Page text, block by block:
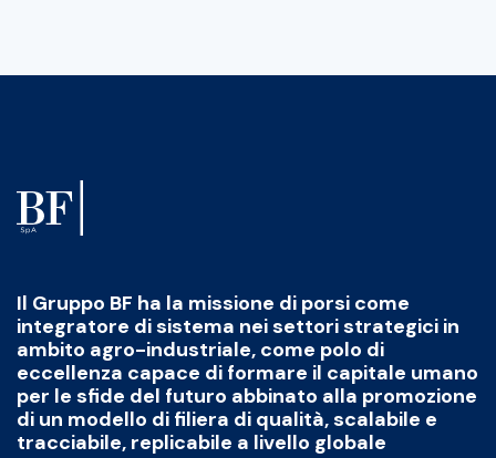
Il Gruppo BF ha la missione di porsi come
integratore di sistema nei settori strategici in
ambito agro-industriale, come polo di
eccellenza capace di formare il capitale umano
per le sfide del futuro abbinato alla promozione
di un modello di filiera di qualità, scalabile e
tracciabile, replicabile a livello globale